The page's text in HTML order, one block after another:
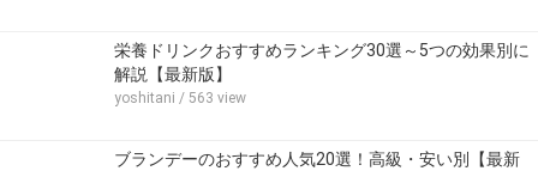
栄養ドリンクおすすめランキング30選～5つの効果別に
解説【最新版】
yoshitani / 563 view
ブランデーのおすすめ人気20選！高級・安い別【最新